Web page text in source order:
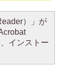
）」が
インストー